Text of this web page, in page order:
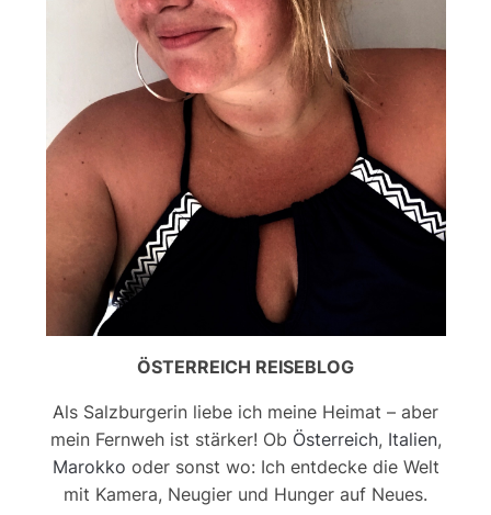
ÖSTERREICH REISEBLOG
Als Salzburgerin liebe ich meine Heimat – aber
mein Fernweh ist stärker! Ob Österreich, Italien,
Marokko oder sonst wo: Ich entdecke die Welt
mit Kamera, Neugier und Hunger auf Neues.